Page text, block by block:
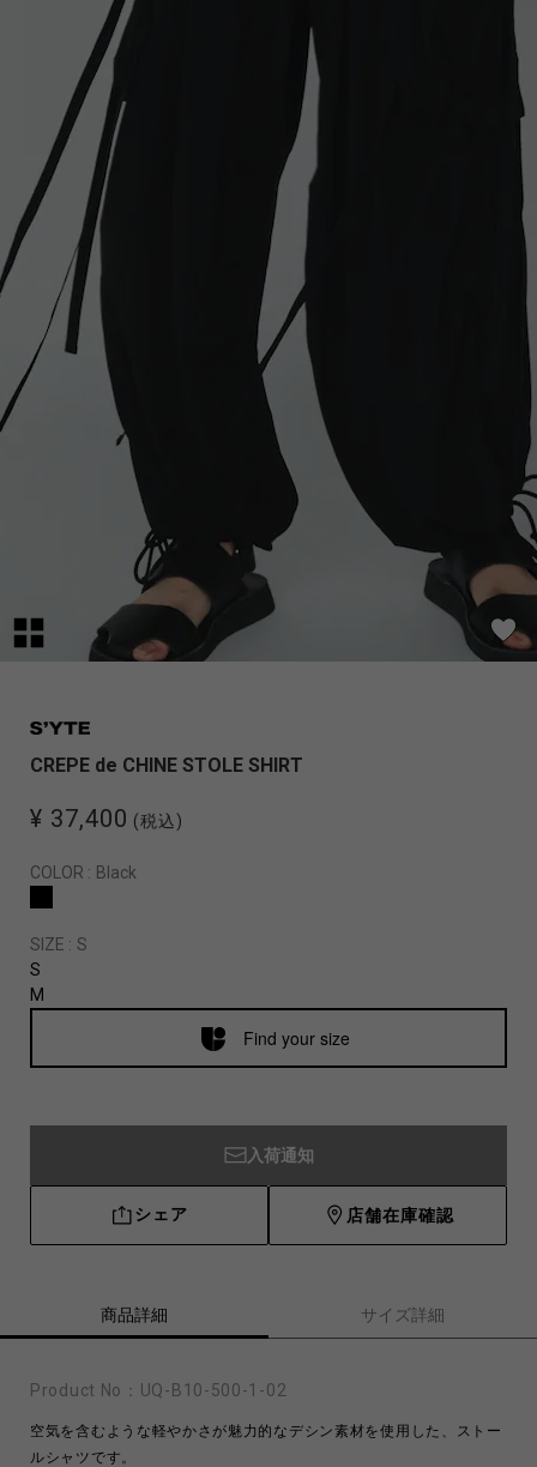
CREPE de CHINE STOLE SHIRT
¥ 37,400 (税込)
COLOR : Black
SIZE : S
S
M
Find your size
入荷通知
シェア 店舗在庫確認
商品詳細 サイズ詳細
Product No： UQ-B10-500-1-02
空気を含むような軽やかさが魅力的なデシン素材を使用した、ストー
ルシャツです。